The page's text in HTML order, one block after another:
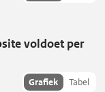
voldoet per
Toon
Grafiek Tabel